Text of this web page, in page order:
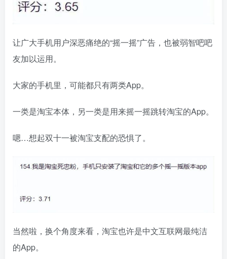
让广大手机用户深恶痛绝的“摇一摇”广告，也被弱智吧吧
友加以运用。
大家的手机里，可能都只有两类App。
一类是淘宝本体，另一类是用来摇一摇跳转淘宝的App。
嗯…想起双十一被淘宝支配的恐惧了。
当然啦，换个角度来看，淘宝也许是中文互联网最纯洁
的App。